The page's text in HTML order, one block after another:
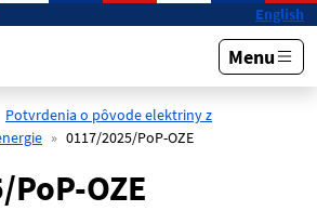
English
Menu
Potvrdenia o pôvode elektriny z
0117/2025/PoP-OZE
OZE